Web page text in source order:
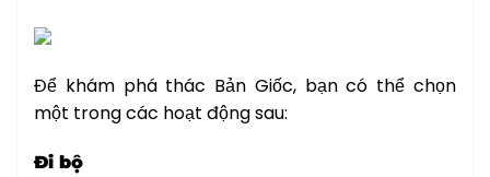
Để khám phá thác Bản Giốc, bạn có thể chọn
một trong các hoạt động sau:
Đi bộ